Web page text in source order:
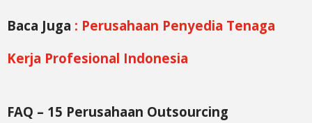
Baca Juga : Perusahaan Penyedia Tenaga
Kerja Profesional Indonesia
FAQ – 15 Perusahaan Outsourcing